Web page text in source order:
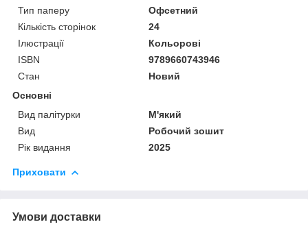
Тип паперу
Офсетний
Кількість сторінок
24
Ілюстрації
Кольорові
ISBN
9789660743946
Стан
Новий
Основні
Вид палітурки
М'який
Вид
Робочий зошит
Рік видання
2025
Приховати
Умови доставки